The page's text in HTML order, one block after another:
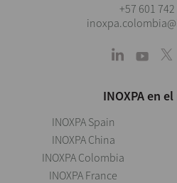
+57 601
INOXPA en
INOXPA Spain
INOXPA China
INOXPA Colombia
INOXPA France